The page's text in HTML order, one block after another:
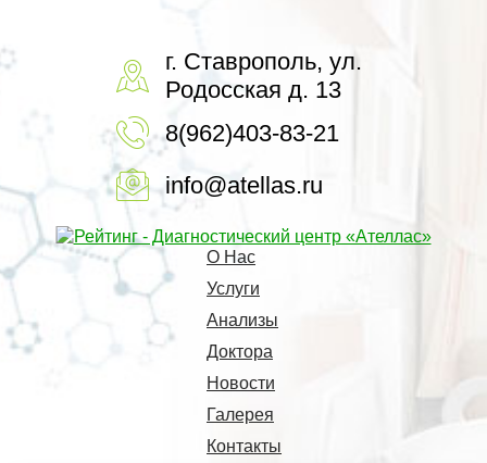
г. Ставрополь, ул.
Родосская д. 13
8(962)403-83-21
info@atellas.ru
О Нас
Услуги
Анализы
Доктора
Новости
Галерея
Контакты